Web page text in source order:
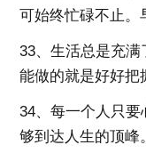
可始终忙碌不止。
33、生活总是充
能做的就是好好把
34、每一个人只
够到达人生的顶峰